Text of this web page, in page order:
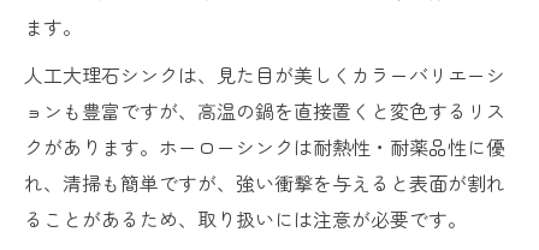
リフォームで変わるキッチンの使いやすさ
家族思いのキッチンへシンクと浄水器を見直そ
う
リフォームで叶える家族思いのキッチン環
ます。
人工大理石シンクは、見た目が美しくカラーバリエーシ
ョンも豊富ですが、高温の鍋を直接置くと変色するリス
クがあります。ホーローシンクは耐熱性・耐薬品性に優
れ、清掃も簡単ですが、強い衝撃を与えると表面が割れ
ることがあるため、取り扱いには注意が必要です。